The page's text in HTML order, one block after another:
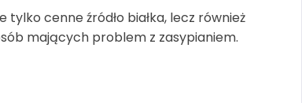
cenne źródło białka, lecz również
mających problem z zasypianiem.